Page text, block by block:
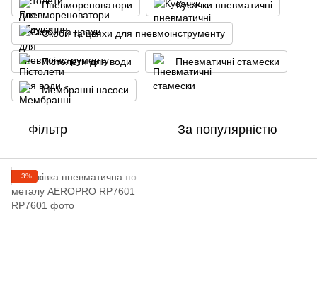
Пневмореноватори Кусачки пневматичні
Скоби та цвяхи для пневмоінструменту
Пістолети для води Пневматичні стамески
Мембранні насоси
Фільтр За популярністю
−3%